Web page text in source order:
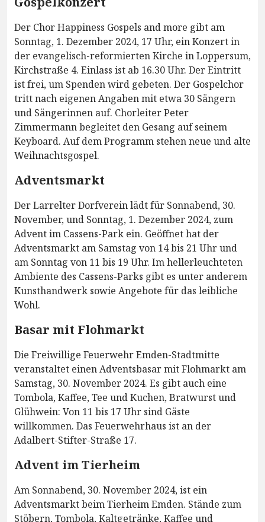
Der Chor Happiness Gospels and more gibt am
Sonntag, 1. Dezember 2024, 17 Uhr, ein Konzert in
der evangelisch-reformierten Kirche in Loppersum,
Kirchstraße 4. Einlass ist ab 16.30 Uhr. Der Eintritt
ist frei, um Spenden wird gebeten. Der Gospelchor
tritt nach eigenen Angaben mit etwa 30 Sängern
und Sängerinnen auf. Chorleiter Peter
Zimmermann begleitet den Gesang auf seinem
Keyboard. Auf dem Programm stehen neue und alte
Weihnachtsgospel.
Adventsmarkt
Der Larrelter Dorfverein lädt für Sonnabend, 30.
November, und Sonntag, 1. Dezember 2024, zum
Advent im Cassens-Park ein. Geöffnet hat der
Adventsmarkt am Samstag von 14 bis 21 Uhr und
am Sonntag von 11 bis 19 Uhr. Im hellerleuchteten
Ambiente des Cassens-Parks gibt es unter anderem
Kunsthandwerk sowie Angebote für das leibliche
Wohl.
Basar mit Flohmarkt
Die Freiwillige Feuerwehr Emden-Stadtmitte
veranstaltet einen Adventsbasar mit Flohmarkt am
Samstag, 30. November 2024. Es gibt auch eine
Tombola, Kaffee, Tee und Kuchen, Bratwurst und
Glühwein: Von 11 bis 17 Uhr sind Gäste
willkommen. Das Feuerwehrhaus ist an der
Adalbert-Stifter-Straße 17.
Advent im Tierheim
Am Sonnabend, 30. November 2024, ist ein
Adventsmarkt beim Tierheim Emden. Stände zum
Stöbern, Tombola, Kaltgetränke, Kaffee und